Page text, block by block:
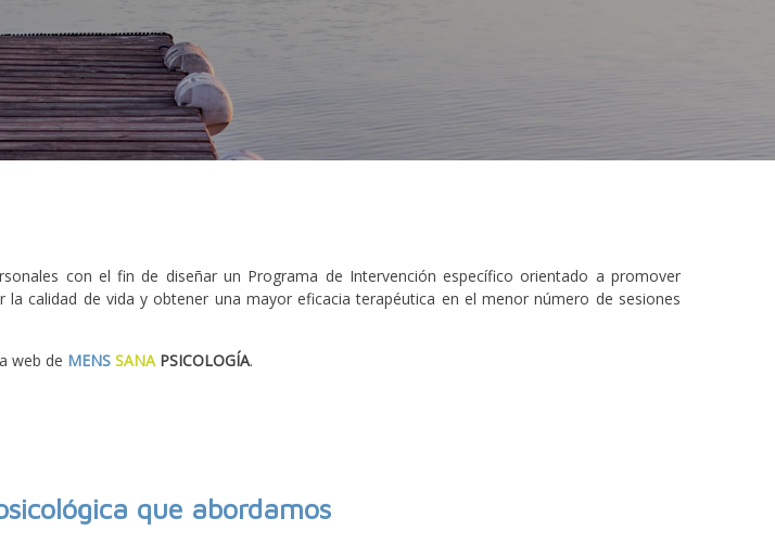
con el fin de diseñar un Programa de Intervención específico orientado a promover
calidad de vida y obtener una mayor eficacia terapéutica en el menor número de sesiones
web de MENS SANAPSICOLOGÍA.
que abordamos